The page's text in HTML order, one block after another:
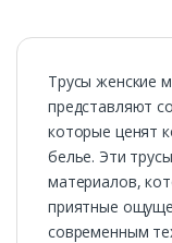
Трусы женские
представляют
которые ценят
белье. Эти
материалов,
приятные
современным